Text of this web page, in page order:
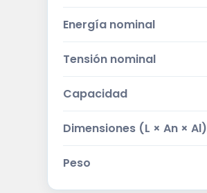
Energía nominal
Tensión nominal
Capacidad
Dimensiones (L × An × Al)
Peso